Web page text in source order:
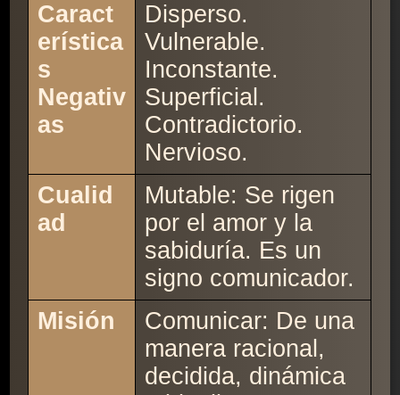
Caract
erística
s
Negativ
as
Disperso.
Vulnerable.
Inconstante.
Superficial.
Contradictorio.
Nervioso.
Cualid
ad
Mutable: Se rigen
por el amor y la
sabiduría. Es un
signo comunicador.
Misión
Comunicar: De una
manera racional,
decidida, dinámica